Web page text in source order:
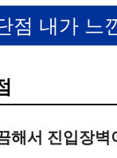
점 내가 느
해서 진입장벽